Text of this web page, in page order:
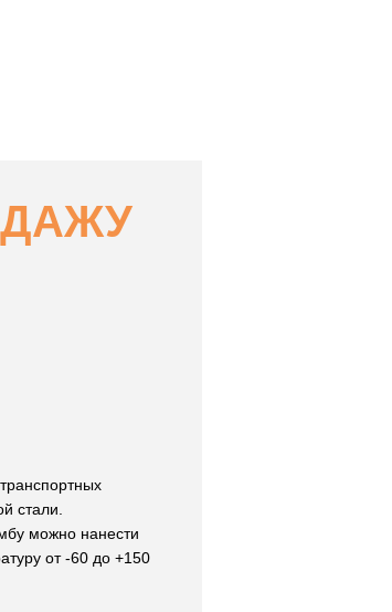
стали.
можно нанести
от -60 до +150